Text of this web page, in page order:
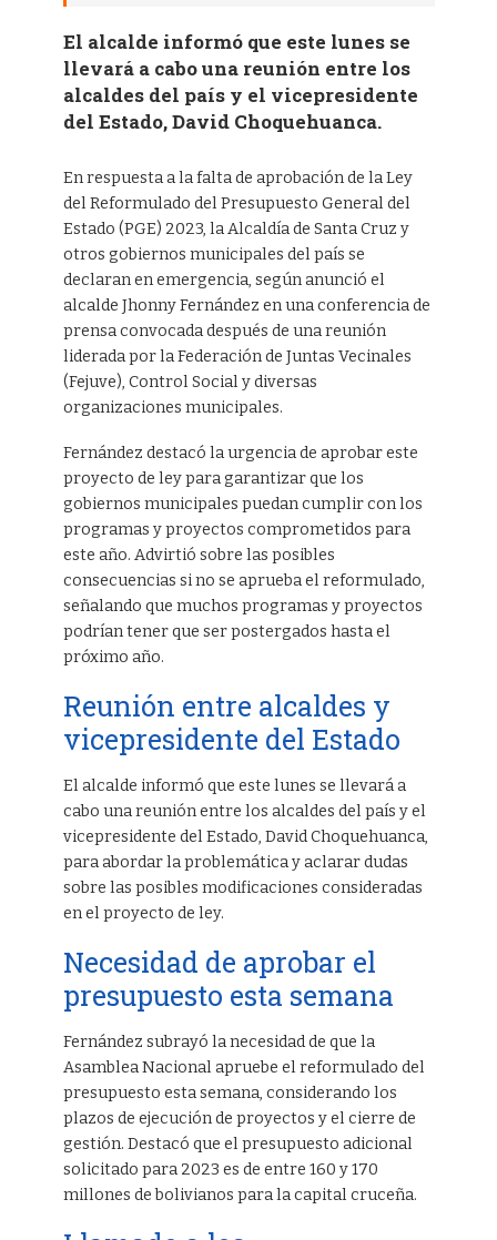
El alcalde informó que este lunes se
llevará a cabo una reunión entre los
alcaldes del país y el vicepresidente
del Estado, David Choquehuanca.
En respuesta a la falta de aprobación de la Ley
del Reformulado del Presupuesto General del
Estado (PGE) 2023, la Alcaldía de Santa Cruz y
otros gobiernos municipales del país se
declaran en emergencia, según anunció el
alcalde Jhonny Fernández en una conferencia de
prensa convocada después de una reunión
liderada por la Federación de Juntas Vecinales
(Fejuve), Control Social y diversas
organizaciones municipales.
Fernández destacó la urgencia de aprobar este
proyecto de ley para garantizar que los
gobiernos municipales puedan cumplir con los
programas y proyectos comprometidos para
este año. Advirtió sobre las posibles
consecuencias si no se aprueba el reformulado,
señalando que muchos programas y proyectos
podrían tener que ser postergados hasta el
próximo año.
Reunión entre alcaldes y
vicepresidente del Estado
El alcalde informó que este lunes se llevará a
cabo una reunión entre los alcaldes del país y el
vicepresidente del Estado, David Choquehuanca,
para abordar la problemática y aclarar dudas
sobre las posibles modificaciones consideradas
en el proyecto de ley.
Necesidad de aprobar el
presupuesto esta semana
Fernández subrayó la necesidad de que la
Asamblea Nacional apruebe el reformulado del
presupuesto esta semana, considerando los
plazos de ejecución de proyectos y el cierre de
gestión. Destacó que el presupuesto adicional
solicitado para 2023 es de entre 160 y 170
millones de bolivianos para la capital cruceña.